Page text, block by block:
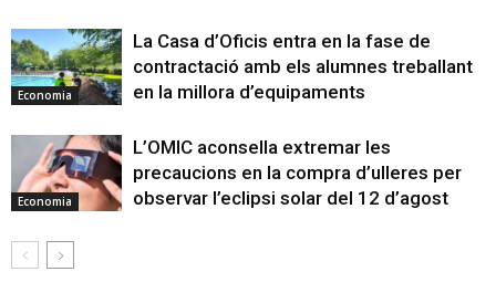
Economia
La Casa d’Oficis entra en la fase de
contractació amb els alumnes treballant
en la millora d’equipaments
Economia
L’OMIC aconsella extremar les
precaucions en la compra d’ulleres per
observar l’eclipsi solar del 12 d’agost